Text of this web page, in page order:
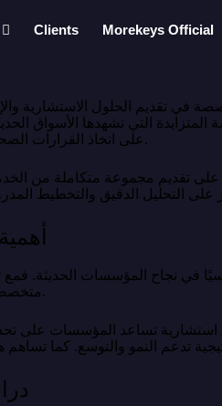
Clients Morekeys Official
تقديم الحلول الاستشارية
التي تشهدها الأسواق
على اتخاذ القرارات الصحيحة وتطوير استراتيجيات فعالة تضمن النجاح على المدى الطويل.
تقديم مجموعة متكاملة من
في نجاح المؤسسات الحديثة. فمع
متخصصة تساعدها على التعامل مع المتغيرات واتخاذ القرارات المناسبة.
تساعد المؤسسات على